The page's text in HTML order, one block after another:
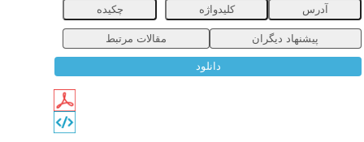
چکیده کلیدواژه آدرس
مقالات مرتبط پیشنهاد دیگران
دانلود